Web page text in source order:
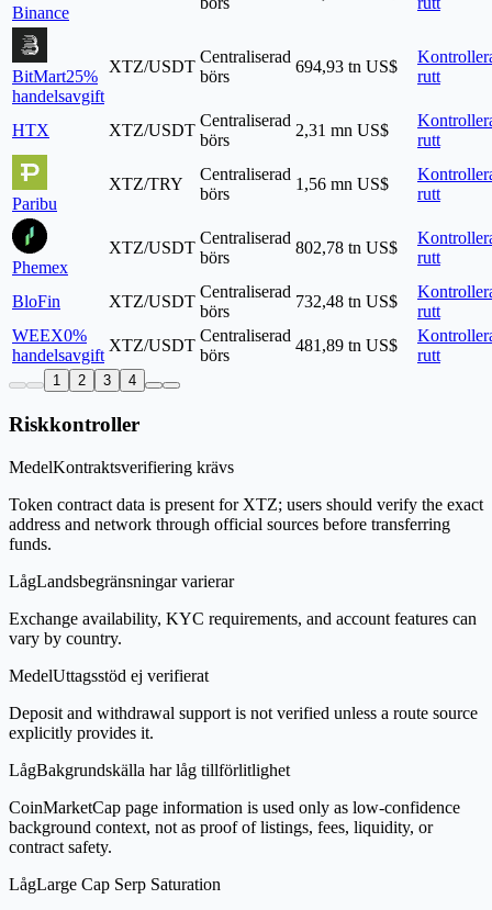
Binance
BitMart25%
handelsavgift
XTZ/USDT
Centraliserad
börs
694,93 tn US$
rutt
HTX XTZ/USDT
Centraliserad
börs
2,31 mn US$
rutt
Paribu
XTZ/TRY
Centraliserad
börs
1,56 mn US$
rutt
Phemex
XTZ/USDT
Centraliserad
börs
802,78 tn US$
rutt
BloFin XTZ/USDT
Centraliserad
börs
732,48 tn US$
rutt
WEEX0%
handelsavgift
XTZ/USDT
Centraliserad
börs
481,89 tn US$
rutt
1 2 3 4
Riskkontroller
MedelKontraktsverifiering krävs
Token contract data is present for XTZ; users should verify the exact
address and network through official sources before transferring
funds.
LågLandsbegränsningar varierar
Exchange availability, KYC requirements, and account features can
vary by country.
MedelUttagsstöd ej verifierat
Deposit and withdrawal support is not verified unless a route source
explicitly provides it.
LågBakgrundskälla har låg tillförlitlighet
CoinMarketCap page information is used only as low-confidence
background context, not as proof of listings, fees, liquidity, or
contract safety.
LågLarge Cap Serp Saturation